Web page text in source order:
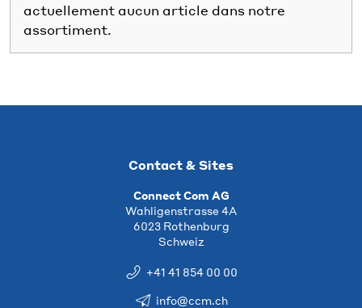
actuellement aucun article dans notre
assortiment.
Contact & Sites
Connect Com AG
Wahligenstrasse 4A
6023 Rothenburg
Schweiz
+41 41 854 00 00
info@ccm.ch